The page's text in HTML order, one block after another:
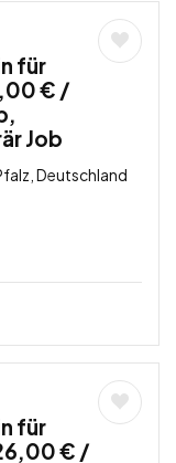
für
€ /
Job
Deutschland
für
€ /